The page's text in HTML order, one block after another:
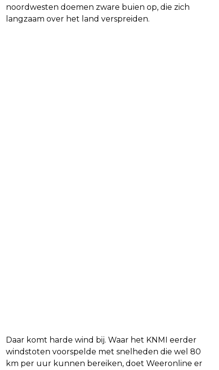
noordwesten doemen zware buien op, die zich
langzaam over het land verspreiden.
Daar komt harde wind bij. Waar het KNMI eerder
windstoten voorspelde met snelheden die wel 80
km per uur kunnen bereiken, doet Weeronline er